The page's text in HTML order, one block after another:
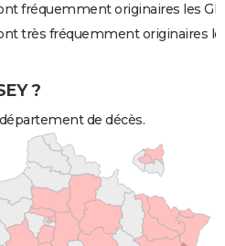
fréquemment originaires les
très fréquemment originaires
?
de décès.